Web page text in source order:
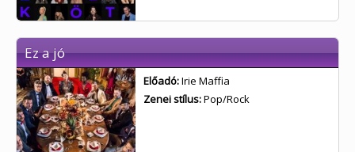
Ez a jó
Előadó:Irie Maffia
Zenei stílus:Pop/Rock